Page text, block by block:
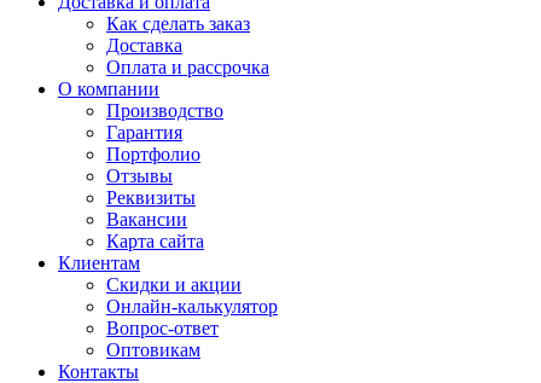
Как сделать заказ
Доставка
Оплата и рассрочка
О компании
Производство
Гарантия
Портфолио
Отзывы
Реквизиты
Вакансии
Карта сайта
Клиентам
Скидки и акции
Онлайн-калькулятор
Вопрос-ответ
Оптовикам
Контакты